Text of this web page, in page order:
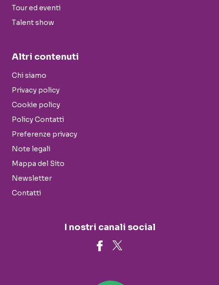
Tour ed eventi
Talent show
Altri contenuti
Chi siamo
Privacy policy
Cookie policy
Policy Contatti
Preferenze privacy
Note legali
Mappa del Sito
Newsletter
Contatti
I nostri canali social